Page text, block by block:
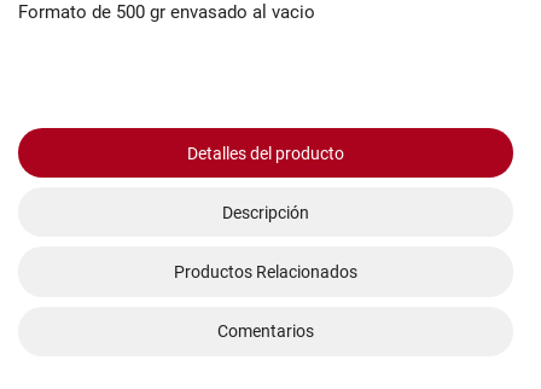
Formato de 500 gr envasado al vacio
Detalles del producto
Descripción
Productos Relacionados
Comentarios